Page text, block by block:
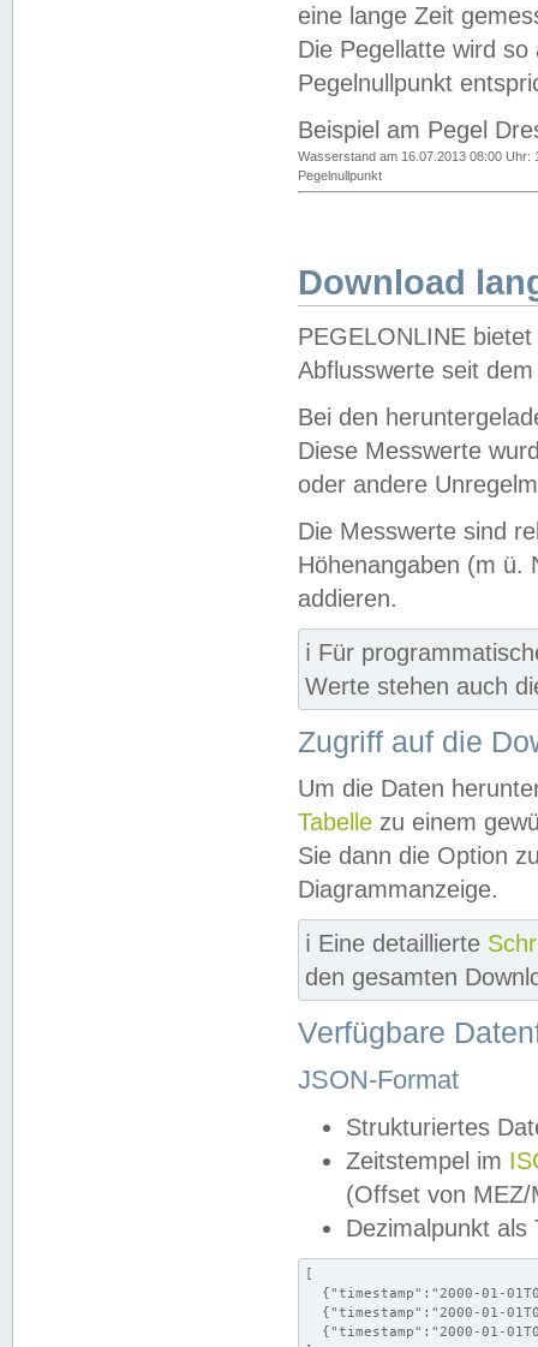
eine lange Zeit
Die Pegellatte wird
Pegelnullpunkt
Beispiel am Pegel
Wasserstand am 16.07.2013 08:00 Uhr:
Pegelnullpunkt
Download
PEGELONLINE
Abflusswerte seit
Bei den
Diese Messwerte
oder andere
Die Messwerte sind
Höhenangaben (m ü.
addieren.
ℹ️ Für
Werte stehen auch
Zugriff auf die
Um die Daten
Tabelle zu einem
Sie dann die Option
Diagrammanzeige.
ℹ️ Eine detaillierte
den gesamten
Verfügbare
JSON-Format
Strukturiertes
Zeitstempel im
(Offset von MEZ/
Dezimalpunkt als
[
{"timestamp":"2000-01-
{"timestamp":"2000-01-
{"timestamp":"2000-01-